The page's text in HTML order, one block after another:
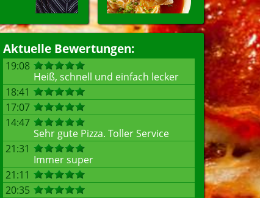
Aktuelle Bewertungen:
19:08
Heiß, schnell und einfach lecker
18:41
17:07
14:47
Sehr gute Pizza. Toller Service
21:31
Immer super
21:11
20:35